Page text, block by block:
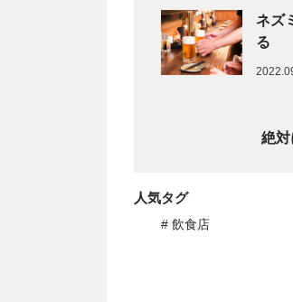
ネズ
る
絶
人気タグ
# 飲食店